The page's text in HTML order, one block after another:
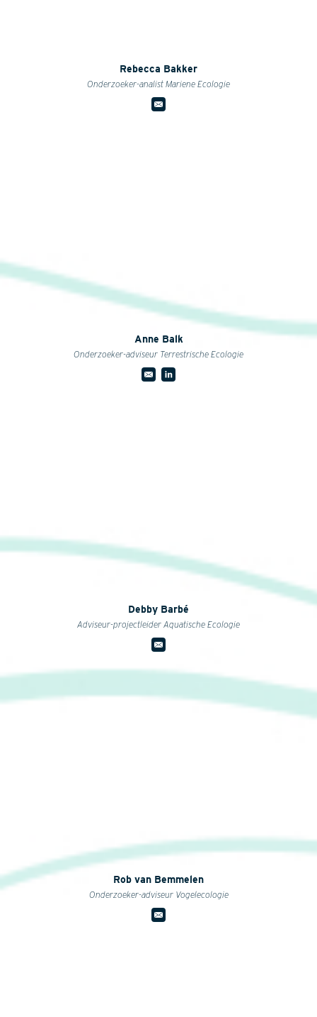
Rebecca Bakker
Onderzoeker-analist Mariene Ecologie
Anne Balk
Onderzoeker-adviseur Terrestrische Ecologie
Debby Barbé
Adviseur-projectleider Aquatische Ecologie
Rob van Bemmelen
Onderzoeker-adviseur Vogelecologie